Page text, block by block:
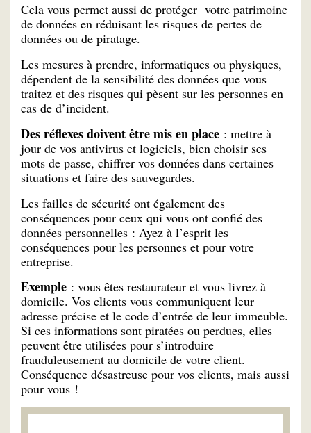
Cela vous permet aussi de protéger votre patrimoine
de données en réduisant les risques de pertes de
données ou de piratage.
Les mesures à prendre, informatiques ou physiques,
dépendent de la sensibilité des données que vous
traitez et des risques qui pèsent sur les personnes en
cas de d’incident.
Des réflexes doivent être mis en place : mettre à
jour de vos antivirus et logiciels, bien choisir ses
mots de passe, chiffrer vos données dans certaines
situations et faire des sauvegardes.
Les failles de sécurité ont également des
conséquences pour ceux qui vous ont confié des
données personnelles : Ayez à l’esprit les
conséquences pour les personnes et pour votre
entreprise.
Exemple : vous êtes restaurateur et vous livrez à
domicile. Vos clients vous communiquent leur
adresse précise et le code d’entrée de leur immeuble.
Si ces informations sont piratées ou perdues, elles
peuvent être utilisées pour s’introduire
frauduleusement au domicile de votre client.
Conséquence désastreuse pour vos clients, mais aussi
pour vous !